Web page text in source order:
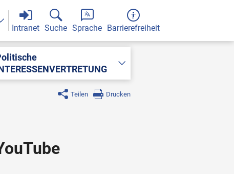
Intranet Suche Sprache Barrierefreiheit
Teilen Drucken